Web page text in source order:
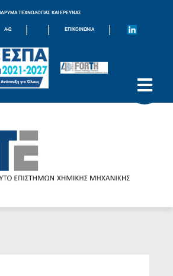
ΙΔΡΥΜΑ ΤΕΧΝΟΛΟΓΙΑΣ ΚΑΙ ΕΡΕΥΝΑΣ
Α-Ω | | ΕΠΙΚΟΙΝΩΝΊΑ |